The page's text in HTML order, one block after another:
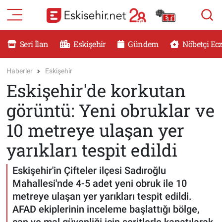
Seri İlan Eskişehir Gündem Nöbetçi
Haberler Eskişehir
Eskişehir'de korkutan
görüntü: Yeni obruklar ve
10 metreye ulaşan yer
yarıkları tespit edildi
Eskişehir'in Çifteler ilçesi Sadıroğlu
Mahallesi'nde 4-5 adet yeni obruk ile 10
metreye ulaşan yer yarıkları tespit edildi.
AFAD ekiplerinin inceleme başlattığı bölge,
RESMİ İLANLAR
DÜNYA
SAĞLIK
MAGAZİN
KADIN
TEKNOLOJİ
YEMEK
Eskişehir Nöbetçi Eczaneler
Eskişehir Namaz Vakitleri
Eskişehir Trafik Yoğunluk Haritası
Süper Lig Puan Durumu ve Fikstür
Tüm Manşetler
Son Dakika Haberleri
Haber Arşivi